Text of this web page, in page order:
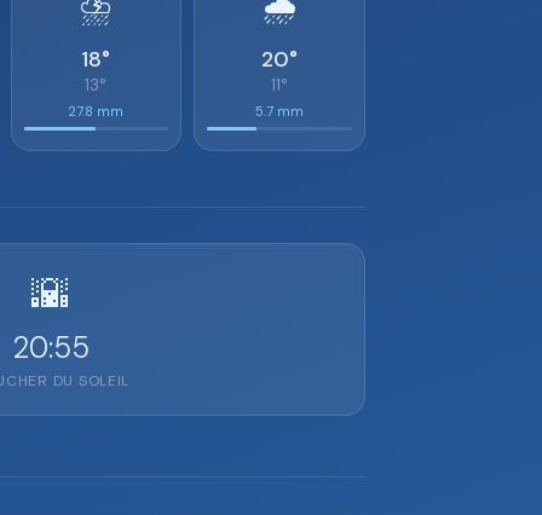
18°
13°
27.8 mm
20°
11°
5.7 mm
🌇
20:55
DU SOLEIL